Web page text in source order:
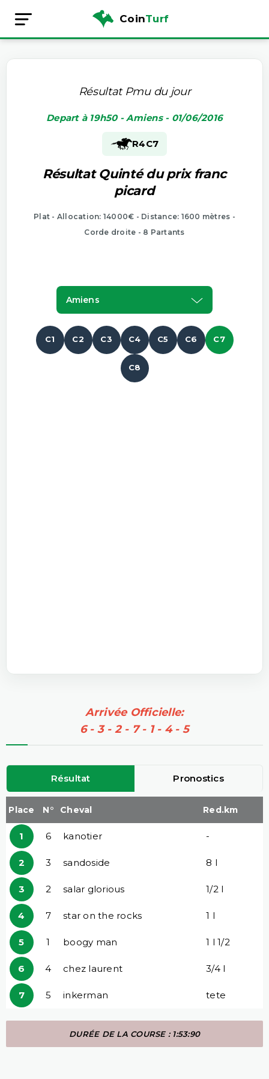
CoinTurf
Résultat Pmu du jour
Depart à 19h50 - Amiens - 01/06/2016
R4C7
Résultat Quinté du prix franc
picard
Plat - Allocation: 14000€ - Distance: 1600 mètres -
Corde droite - 8 Partants
Amiens
C1 C2 C3 C4 C5 C6 C7
C8
Arrivée Officielle:
6 - 3 - 2 - 7 - 1 - 4 - 5
Résultat Pronostics
Place N° Cheval Red.km
1 6 kanotier -
2 3 sandoside 8 l
3 2 salar glorious 1/2 l
4 7 star on the rocks 1 l
5 1 boogy man 1 l 1/2
6 4 chez laurent 3/4 l
7 5 inkerman tete
DURÉE DE LA COURSE : 1:53:90